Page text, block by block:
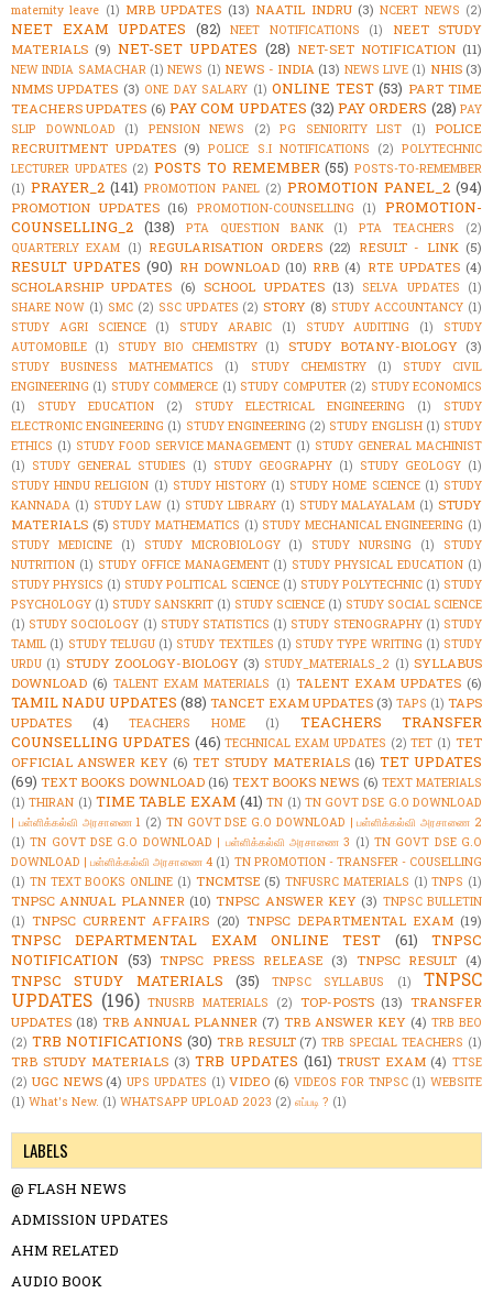
maternity leave (1) MRB UPDATES (13) NAATIL INDRU (3) NCERT NEWS (2)
NEET EXAM UPDATES (82) NEET NOTIFICATIONS (1)
NEET STUDY
MATERIALS (9) NET-SET UPDATES (28) NET-SET NOTIFICATION (11)
NEW INDIA SAMACHAR (1) NEWS (1) NEWS - INDIA (13) NEWS LIVE (1) NHIS (3)
NMMS UPDATES (3) ONE DAY SALARY (1) ONLINE TEST (53) PART TIME
TEACHERS UPDATES (6) PAY COM UPDATES (32) PAY ORDERS (28) PAY
SLIP DOWNLOAD
(1) PENSION NEWS (2) PG SENIORITY LIST (1)
POLICE
RECRUITMENT UPDATES (9) POLICE S.I NOTIFICATIONS (2) POLYTECHNIC
LECTURER UPDATES (2) POSTS TO REMEMBER (55) POSTS-TO-REMEMBER
(1) PRAYER_2 (141) PROMOTION PANEL (2) PROMOTION PANEL_2 (94)
PROMOTION UPDATES (16) PROMOTION-COUNSELLING (1)
PROMOTION-
COUNSELLING_2 (138) PTA QUESTION BANK (1) PTA TEACHERS
(2)
QUARTERLY EXAM (1) REGULARISATION ORDERS (22) RESULT - LINK (5)
RESULT UPDATES (90) RH DOWNLOAD (10) RRB (4) RTE UPDATES (4)
SCHOLARSHIP UPDATES (6) SCHOOL UPDATES (13) SELVA UPDATES
(1)
SHARE NOW (1) SMC (2) SSC UPDATES (2) STORY (8) STUDY ACCOUNTANCY (1)
STUDY AGRI SCIENCE
(1) STUDY ARABIC (1) STUDY AUDITING (1)
STUDY
AUTOMOBILE (1) STUDY BIO CHEMISTRY (1) STUDY BOTANY-BIOLOGY (3)
STUDY BUSINESS MATHEMATICS (1) STUDY CHEMISTRY (1)
STUDY CIVIL
ENGINEERING (1) STUDY COMMERCE (1) STUDY COMPUTER (2) STUDY ECONOMICS
(1)
STUDY EDUCATION (2) STUDY ELECTRICAL ENGINEERING (1)
STUDY
ELECTRONIC ENGINEERING (1) STUDY ENGINEERING (2) STUDY ENGLISH (1) STUDY
ETHICS (1) STUDY FOOD SERVICE MANAGEMENT (1) STUDY GENERAL MACHINIST
(1) STUDY GENERAL STUDIES (1) STUDY GEOGRAPHY (1) STUDY GEOLOGY (1)
STUDY HINDU RELIGION (1) STUDY HISTORY (1) STUDY HOME SCIENCE (1) STUDY
KANNADA (1) STUDY LAW (1) STUDY LIBRARY (1) STUDY MALAYALAM (1) STUDY
MATERIALS (5) STUDY MATHEMATICS (1) STUDY MECHANICAL ENGINEERING (1)
STUDY MEDICINE
(1) STUDY MICROBIOLOGY (1) STUDY NURSING (1)
STUDY
NUTRITION (1) STUDY OFFICE MANAGEMENT (1) STUDY PHYSICAL EDUCATION (1)
STUDY PHYSICS (1) STUDY POLITICAL SCIENCE (1) STUDY POLYTECHNIC (1) STUDY
PSYCHOLOGY (1) STUDY SANSKRIT (1) STUDY SCIENCE (1) STUDY SOCIAL SCIENCE
(1) STUDY SOCIOLOGY (1) STUDY STATISTICS (1) STUDY STENOGRAPHY (1) STUDY
TAMIL (1) STUDY TELUGU (1) STUDY TEXTILES (1) STUDY TYPE WRITING (1) STUDY
URDU (1) STUDY ZOOLOGY-BIOLOGY (3) STUDY_MATERIALS_2 (1) SYLLABUS
DOWNLOAD (6) TALENT EXAM MATERIALS (1) TALENT EXAM UPDATES (6)
TAMIL NADU UPDATES (88) TANCET EXAM UPDATES (3) TAPS (1) TAPS
UPDATES
(4) TEACHERS HOME (1)
TEACHERS TRANSFER
COUNSELLING UPDATES (46) TECHNICAL EXAM UPDATES (2) TET (1) TET
OFFICIAL ANSWER KEY (6) TET STUDY MATERIALS (16) TET UPDATES
(69) TEXT BOOKS DOWNLOAD (16) TEXT BOOKS NEWS (6) TEXT MATERIALS
(1) THIRAN (1) TIME TABLE EXAM (41) TN (1) TN GOVT DSE G.O DOWNLOAD
| பள்ளிக்கல்வி அரசாணை 1 (2) TN GOVT DSE G.O DOWNLOAD | பள்ளிக்கல்வி அரசாணை 2
(1) TN GOVT DSE G.O DOWNLOAD | பள்ளிக்கல்வி அரசாணை 3 (1) TN GOVT DSE G.O
DOWNLOAD | பள்ளிக்கல்வி அரசாணை 4 (1) TN PROMOTION - TRANSFER - COUSELLING
(1) TN TEXT BOOKS ONLINE (1) TNCMTSE (5) TNFUSRC MATERIALS (1) TNPS (1)
TNPSC ANNUAL PLANNER (10) TNPSC ANSWER KEY (3) TNPSC BULLETIN
(1) TNPSC CURRENT AFFAIRS (20) TNPSC DEPARTMENTAL EXAM (19)
TNPSC DEPARTMENTAL EXAM ONLINE TEST (61)
TNPSC
NOTIFICATION (53) TNPSC PRESS RELEASE (3) TNPSC RESULT (4)
TNPSC STUDY MATERIALS (35) TNPSC SYLLABUS (1)
TNPSC
UPDATES (196) TNUSRB MATERIALS (2) TOP-POSTS (13) TRANSFER
UPDATES (18) TRB ANNUAL PLANNER (7) TRB ANSWER KEY (4) TRB BEO
(2) TRB NOTIFICATIONS (30) TRB RESULT (7) TRB SPECIAL TEACHERS (1)
TRB STUDY MATERIALS (3) TRB UPDATES (161) TRUST EXAM (4) TTSE
(2) UGC NEWS (4) UPS UPDATES (1) VIDEO (6) VIDEOS FOR TNPSC (1) WEBSITE
(1) What's New. (1) WHATSAPP UPLOAD 2023 (2) எப்படி ? (1)
LABELS
@ FLASH NEWS
ADMISSION UPDATES
AHM RELATED
AUDIO BOOK